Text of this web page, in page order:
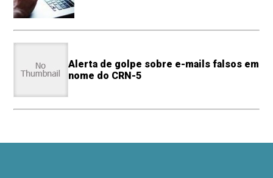
Alerta de golpe sobre e-mails falsos em
nome do CRN-5